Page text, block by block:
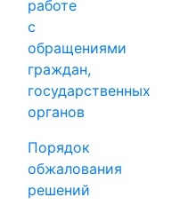
работе
с
обращениями
граждан,
государственных
органов
Порядок
обжалования
решений